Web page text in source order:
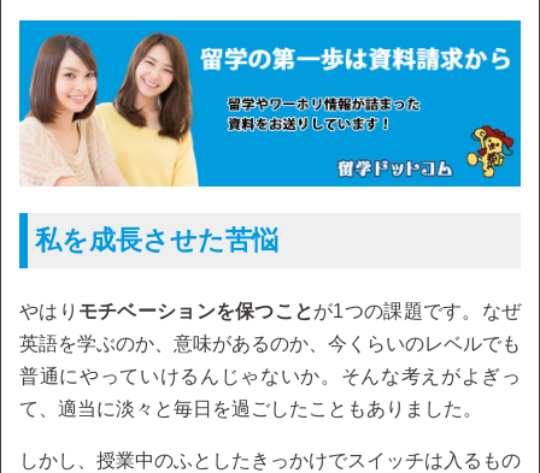
私を成長させた苦悩
やはり モチベーションを保つことが1つの課題です。なぜ
英語を学ぶのか、意味があるのか、今くらいのレベルでも
普通にやっていけるんじゃないか。そんな考えがよぎっ
て、適当に淡々と毎日を過ごしたこともありました。
しかし、授業中のふとしたきっかけでスイッチは入るもの